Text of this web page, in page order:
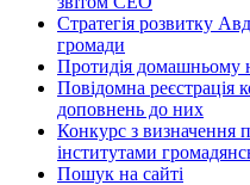
Стратегія розвитку
громади
Протидія домашньому
Повідомна реєстрація
доповнень до них
Конкурс з визначення
інститутами
Пошук на сайті